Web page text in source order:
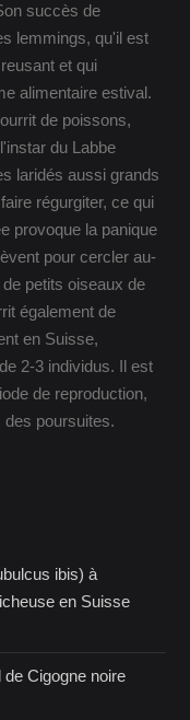
succès de
lemmings, qu'il est
et qui
alimentaire estival.
de poissons,
du Labbe
laridés aussi grands
régurgiter, ce qui
provoque la panique
pour cercler au-
petits oiseaux de
également de
en Suisse,
2-3 individus. Il est
de reproduction,
poursuites.
ibis) à
en Suisse
Cigogne noire